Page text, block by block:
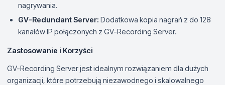
nagrywania.
GV-Redundant Server: Dodatkowa kopia nagrań z do 128
kanałów IP połączonych z GV-Recording Server.
Zastosowanie i Korzyści
GV-Recording Server jest idealnym rozwiązaniem dla dużych
organizacji, które potrzebują niezawodnego i skalowalnego